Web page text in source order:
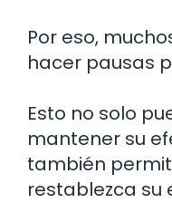
Por eso,
hacer pausas
Esto no solo
mantener su
también
restablezca su